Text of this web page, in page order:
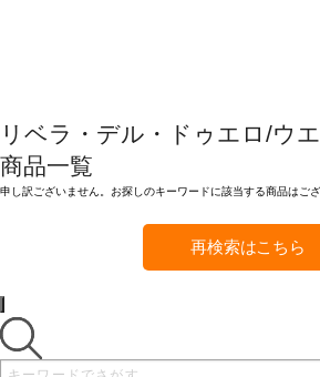
リベラ・デル・ドゥエロ/ウ
商品一覧
申し訳ございません。お探しのキーワードに該当する商品はござ
再検索はこちら